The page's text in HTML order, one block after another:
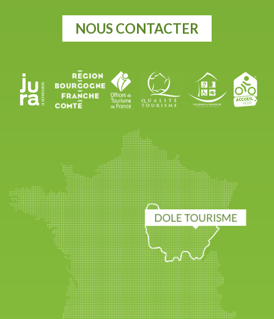
NOUS CONTACTER